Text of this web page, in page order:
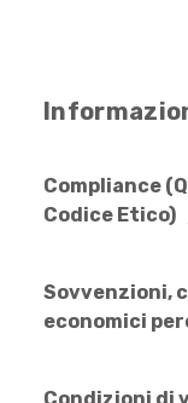
Compliance
Codice Etico)
Sovvenzioni,
economici